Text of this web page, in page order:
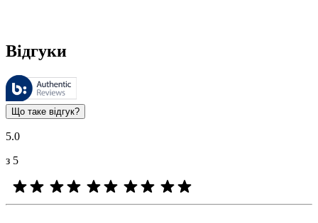
Відгуки
Цими відгуками керує компанія Bazaarvoice і вони
Оцінки клієнтів у вигляді відгуку та зірочок корисні для
Що таке відгук?
5.0
з 5